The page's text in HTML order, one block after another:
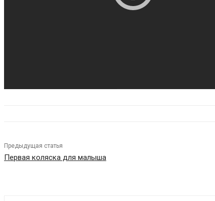
Предыдущая статья
Первая коляска для малыша